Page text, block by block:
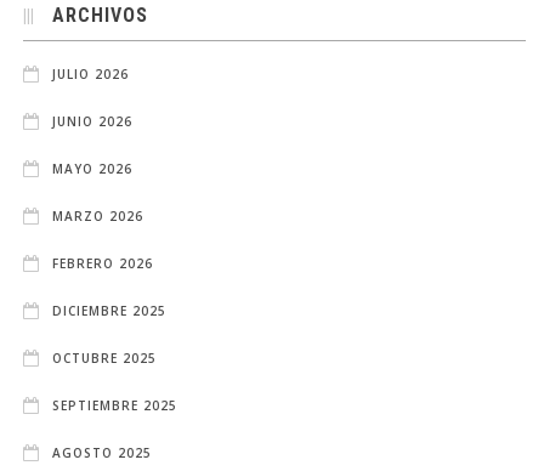
ARCHIVOS
JULIO 2026
JUNIO 2026
MAYO 2026
MARZO 2026
FEBRERO 2026
DICIEMBRE 2025
OCTUBRE 2025
SEPTIEMBRE 2025
AGOSTO 2025